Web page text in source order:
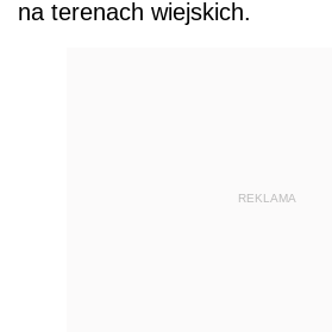
na terenach wiejskich.
REKLAMA